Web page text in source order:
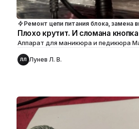
Ремонт цепи питания блока, замена
Плохо крутит. И сломана
Аппарат для маникюра и педикюра
ЛЛ Лунев Л. В.